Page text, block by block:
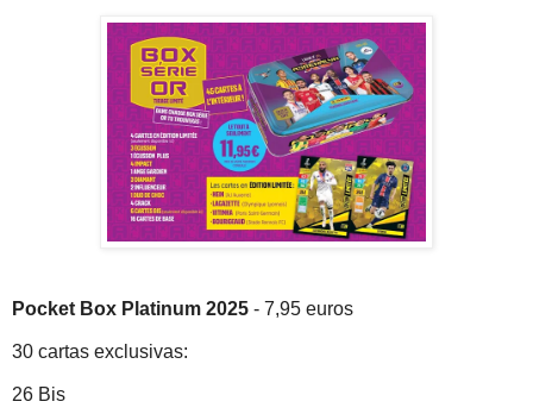
Pocket Box Platinum 2025 - 7,95 euros
30 cartas exclusivas:
26 Bis